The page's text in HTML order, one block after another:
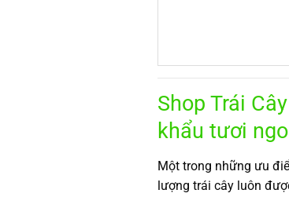
Shop Trái
khẩu tươi
Một trong những ưu
lượng trái cây luôn